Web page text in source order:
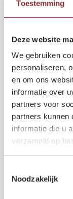
Toestemming
Deze website
We gebruiken
personaliseren,
en om ons
informatie over
partners voor
partners kunnen
informatie die u
verzameld op
Noodzakelijk
porteurs.
Grâce à sa
et sa
pour les
des
Traitement